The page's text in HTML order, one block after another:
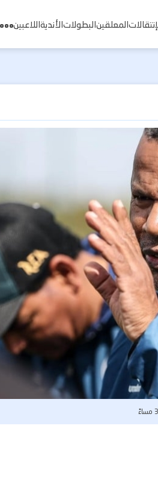
المعلقينالبطولاتالأنديةاللاعبين